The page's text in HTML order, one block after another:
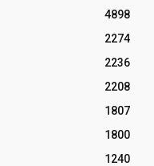
4898
2274
2236
2208
1807
1800
1240